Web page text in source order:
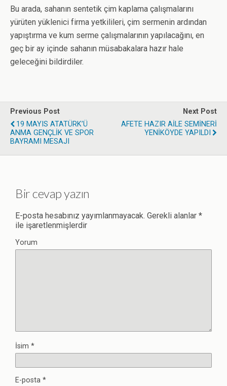
Bu arada, sahanın sentetik çim kaplama çalışmalarını
yürüten yüklenici firma yetkilileri, çim sermenin ardından
yapıştırma ve kum serme çalışmalarının yapılacağını, en
geç bir ay içinde sahanın müsabakalara hazır hale
geleceğini bildirdiler.
Previous Post
19 MAYIS ATATÜRK’Ü
ANMA GENÇLİK VE SPOR
BAYRAMI MESAJI
Next Post
AFETE HAZIR AİLE SEMİNERİ
YENİKÖYDE YAPILDI
Bir cevap yazın
E-posta hesabınız yayımlanmayacak. Gerekli alanlar *
ile işaretlenmişlerdir
Yorum
İsim *
E-posta *